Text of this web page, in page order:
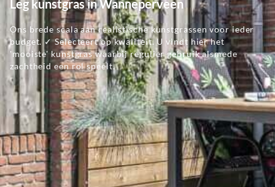
Leg kunstgras in Wanneperveen
Ons brede scala aan realistische kunstgrassen voor ieder
budget. ✓ Selecteert op kwaliteit. U vindt hier het
'mooiste' kunstgras waarbij regulier gebruik alsmede
zachtheid een rol speelt.